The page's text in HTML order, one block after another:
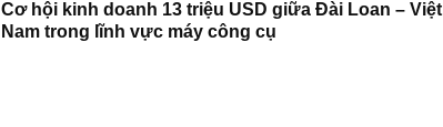
Cơ hội kinh doanh 13 triệu USD giữa Đài Loan – Việt
Nam trong lĩnh vực máy công cụ